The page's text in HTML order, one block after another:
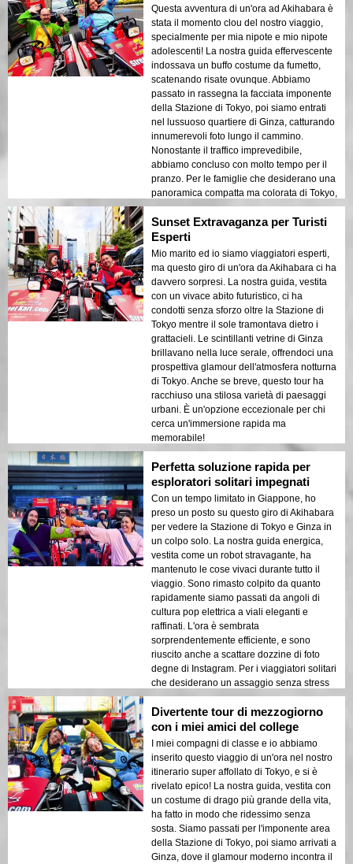
Questa avventura di un'ora ad Akihabara è
stata il momento clou del nostro viaggio,
specialmente per mia nipote e mio nipote
adolescenti! La nostra guida effervescente
indossava un buffo costume da fumetto,
scatenando risate ovunque. Abbiamo
passato in rassegna la facciata imponente
della Stazione di Tokyo, poi siamo entrati
nel lussuoso quartiere di Ginza, catturando
innumerevoli foto lungo il cammino.
Nonostante il traffico imprevedibile,
abbiamo concluso con molto tempo per il
pranzo. Per le famiglie che desiderano una
panoramica compatta ma colorata di Tokyo,
questa gioiosa escursione è davvero
imperdibile!
Sunset Extravaganza per Turisti
Esperti
Mio marito ed io siamo viaggiatori esperti,
ma questo giro di un'ora da Akihabara ci ha
davvero sorpresi. La nostra guida, vestita
con un vivace abito futuristico, ci ha
condotti senza sforzo oltre la Stazione di
Tokyo mentre il sole tramontava dietro i
grattacieli. Le scintillanti vetrine di Ginza
brillavano nella luce serale, offrendoci una
prospettiva glamour dell'atmosfera notturna
di Tokyo. Anche se breve, questo tour ha
racchiuso una stilosa varietà di paesaggi
urbani. È un'opzione eccezionale per chi
cerca un'immersione rapida ma
memorabile!
Perfetta soluzione rapida per
esploratori solitari impegnati
Con un tempo limitato in Giappone, ho
preso un posto su questo giro di Akihabara
per vedere la Stazione di Tokyo e Ginza in
un colpo solo. La nostra guida energica,
vestita come un robot stravagante, ha
mantenuto le cose vivaci durante tutto il
viaggio. Sono rimasto colpito da quanto
rapidamente siamo passati da angoli di
cultura pop elettrica a viali eleganti e
raffinati. L'ora è sembrata
sorprendentemente efficiente, e sono
riuscito anche a scattare dozzine di foto
degne di Instagram. Per i viaggiatori solitari
che desiderano un assaggio senza stress
di Tokyo, è pura oro!
Divertente tour di mezzogiorno
con i miei amici del college
I miei compagni di classe e io abbiamo
inserito questo viaggio di un'ora nel nostro
itinerario super affollato di Tokyo, e si è
rivelato epico! La nostra guida, vestita con
un costume di drago più grande della vita,
ha fatto in modo che ridessimo senza
sosta. Siamo passati per l'imponente area
della Stazione di Tokyo, poi siamo arrivati a
Ginza, dove il glamour moderno incontra il